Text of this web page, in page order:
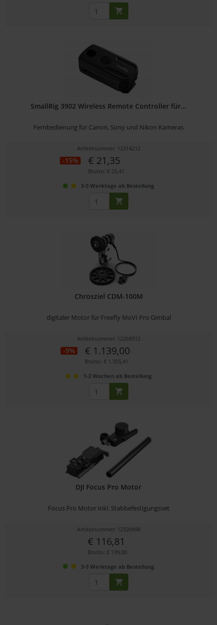
SmallRig 3902 Wireless Remote Controller für...
Fernbedienung für Canon, Sony und Nikon Kameras
Artikelnummer: 12314212
-15% € 21,35
Brutto: € 25,41
3-5 Werktage ab Bestellung
Chrosziel CDM-100M
digitaler Motor für Freefly MoVI Pro Gimbal
Artikelnummer: 12269312
-9% € 1.139,00
Brutto: € 1.355,41
1-2 Wochen ab Bestellung
DJI Focus Pro Motor
Focus Pro Motor inkl. Stabbefestigungsset
Artikelnummer: 12320498
€ 116,81
Brutto: € 139,00
3-5 Werktage ab Bestellung